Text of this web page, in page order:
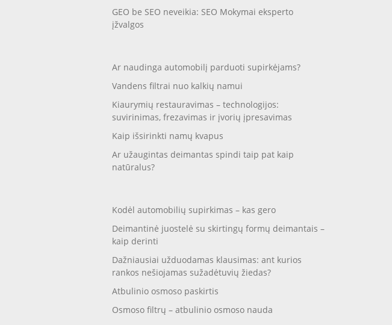
GEO be SEO neveikia: SEO Mokymai eksperto
įžvalgos
Ar naudinga automobilį parduoti supirkėjams?
Vandens filtrai nuo kalkių namui
Kiaurymių restauravimas – technologijos:
suvirinimas, frezavimas ir įvorių įpresavimas
Kaip išsirinkti namų kvapus
Ar užaugintas deimantas spindi taip pat kaip
natūralus?
Kodėl automobilių supirkimas – kas gero
Deimantinė juostelė su skirtingų formų deimantais –
kaip derinti
Dažniausiai užduodamas klausimas: ant kurios
rankos nešiojamas sužadėtuvių žiedas?
Atbulinio osmoso paskirtis
Osmoso filtrų – atbulinio osmoso nauda